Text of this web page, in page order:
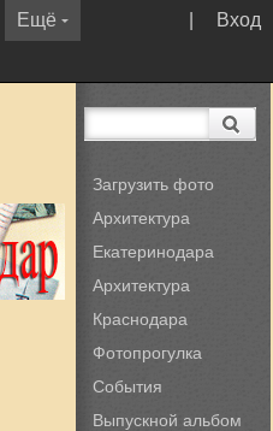
Вход
Ещё
Загрузить фото
Архитектура
Екатеринодара
Архитектура
Краснодара
Фотопрогулка
События
Выпускной альбом